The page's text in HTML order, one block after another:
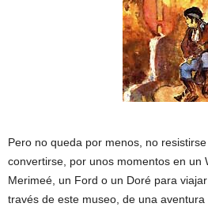
Pero no queda por menos, no
convertirse, por unos momentos en un
Merimeé, un Ford o un Doré para
través de este museo, de una aventura